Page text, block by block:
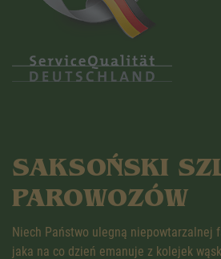
SAKSOŃSKI
PAROWOZÓW
Niech Państwo ulegną niepowtarzalnej
jaka na co dzień emanuje z kolejek